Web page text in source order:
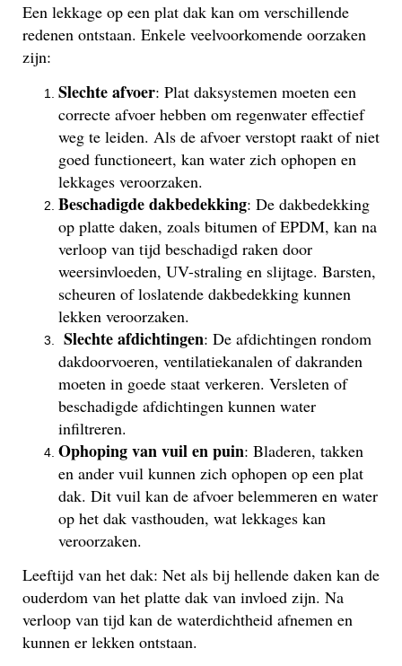
Een lekkage op een plat dak kan om verschillende
redenen ontstaan. Enkele veelvoorkomende oorzaken
zijn:
Slechte afvoer: Plat daksystemen moeten een
correcte afvoer hebben om regenwater effectief
weg te leiden. Als de afvoer verstopt raakt of niet
goed functioneert, kan water zich ophopen en
lekkages veroorzaken.
Beschadigde dakbedekking: De dakbedekking
op platte daken, zoals bitumen of EPDM, kan na
verloop van tijd beschadigd raken door
weersinvloeden, UV-straling en slijtage. Barsten,
scheuren of loslatende dakbedekking kunnen
lekken veroorzaken.
Slechte afdichtingen: De afdichtingen rondom
dakdoorvoeren, ventilatiekanalen of dakranden
moeten in goede staat verkeren. Versleten of
beschadigde afdichtingen kunnen water
infiltreren.
Ophoping van vuil en puin: Bladeren, takken
en ander vuil kunnen zich ophopen op een plat
dak. Dit vuil kan de afvoer belemmeren en water
op het dak vasthouden, wat lekkages kan
veroorzaken.
Leeftijd van het dak: Net als bij hellende daken kan de
ouderdom van het platte dak van invloed zijn. Na
verloop van tijd kan de waterdichtheid afnemen en
kunnen er lekken ontstaan.